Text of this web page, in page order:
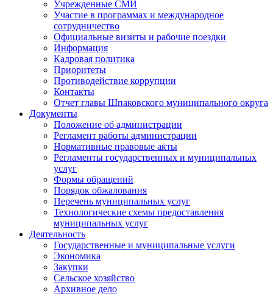
Учрежденные СМИ
Участие в программах и международное
сотрудничество
Официальные визиты и рабочие поездки
Информация
Кадровая политика
Приоритеты
Противодействие коррупции
Контакты
Отчет главы Шпаковского муниципального округа
Документы
Положение об администрации
Регламент работы администрации
Нормативные правовые акты
Регламенты государственных и муниципальных
услуг
Формы обращений
Порядок обжалования
Перечень муниципальных услуг
Технологические схемы предоставления
муниципальных услуг
Деятельность
Государственные и муниципальные услуги
Экономика
Закупки
Сельское хозяйство
Архивное дело